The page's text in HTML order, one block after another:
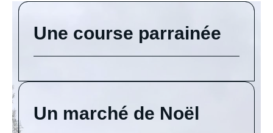
Une course parrainée
Un marché de Noël